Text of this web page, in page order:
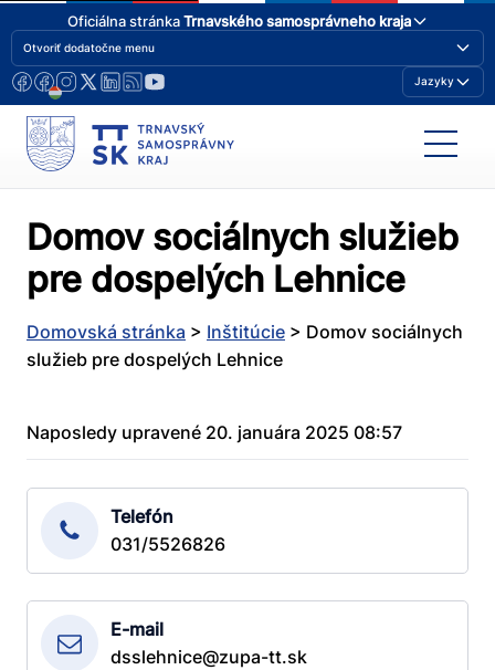
Oficiálna stránkaTrnavského samosprávneho kraja
Otvoriť dodatočne menu
Jazyky
Domov sociálnych služieb
pre dospelých Lehnice
Domovská stránka > Inštitúcie > Domov sociálnych
služieb pre dospelých Lehnice
Naposledy upravené 20. januára 2025 08:57
Telefón
031/5526826
E-mail
dsslehnice@zupa-tt.sk